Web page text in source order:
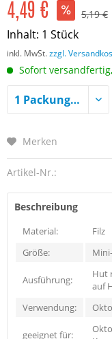
4,49 € 5,19 €
Inhalt: 1 Stück
inkl. MwSt.zzgl.
Sofort
Merken
Artikel-Nr.:
Beschreibung
Material:
Filz
Größe:
Ausführung:
Hut
auf
Verwendung:
geeignet für: